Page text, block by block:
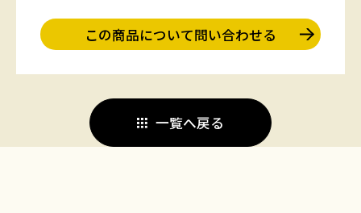
この商品について問い合わせる
一覧へ戻る